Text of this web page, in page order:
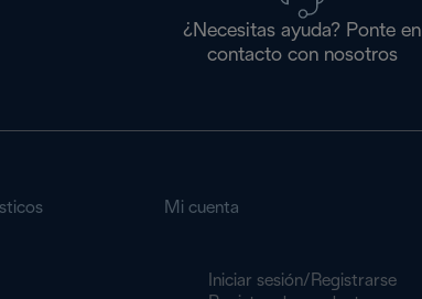
¿Necesitas ayuda? Ponte en
contacto con nosotros
Mi cuenta
Iniciar sesión/Registrarse